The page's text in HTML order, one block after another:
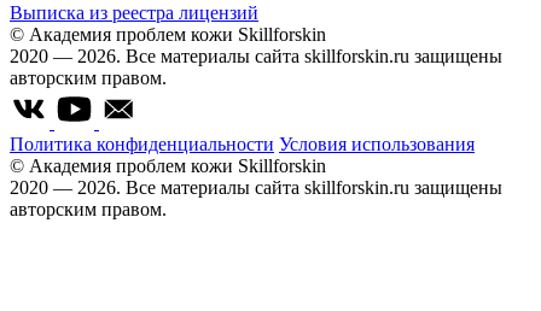
Выписка из реестра лицензий
© Академия проблем кожи Skillforskin
2020 — 2026. Все материалы сайта skillforskin.ru защищены
авторским правом.
Политика конфиденциальности Условия использования
© Академия проблем кожи Skillforskin
2020 — 2026. Все материалы сайта skillforskin.ru защищены
авторским правом.